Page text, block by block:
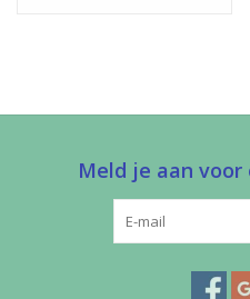
Meld je aan